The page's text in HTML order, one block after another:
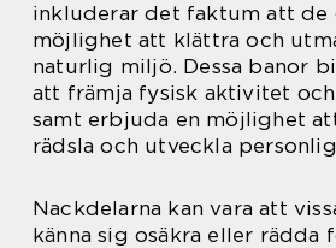
inkluderar det faktum att de
möjlighet att klättra och
naturlig miljö. Dessa banor
att främja fysisk aktivitet
samt erbjuda en möjlighet
rädsla och utveckla
Nackdelarna kan vara att
känna sig osäkra eller rädda